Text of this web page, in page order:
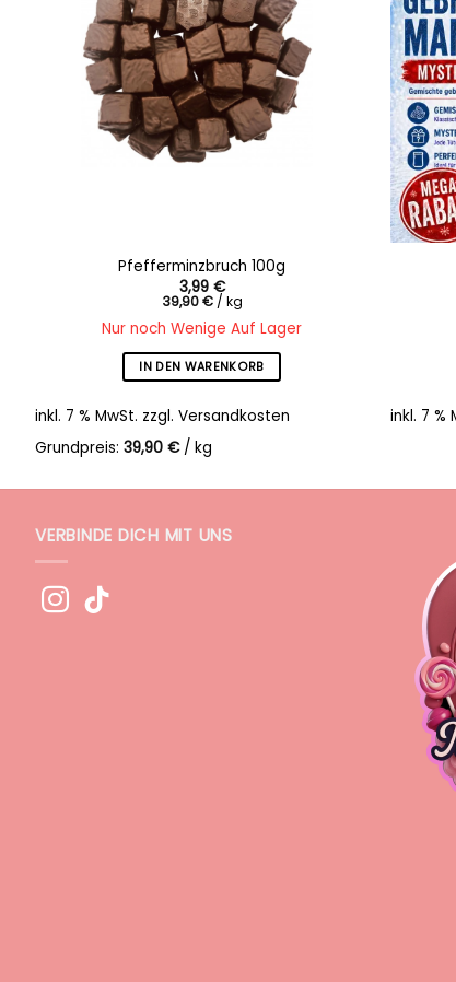
Pfefferminzbruch 100g
3,99 €
39,90€/ kg
Nur noch Wenige Auf Lager
IN DEN WARENKORB
inkl. 7 % MwSt. zzgl. Versandkosten
Grundpreis: 39,90 €/ kg
inkl. 7 %
VERBINDE DICH MIT UNS